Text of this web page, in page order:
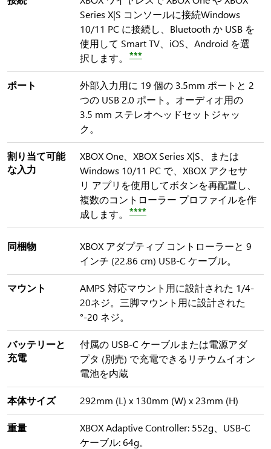
Series X|S コンソールに接続Windows
10/11 PC に接続し、Bluetooth か USB を
使用して Smart TV、iOS、Android を選
択します。
***
ポート
外部入力用に 19 個の 3.5mm ポートと 2
つの USB 2.0 ポート。オーディオ用の
3.5 mm ステレオヘッドセットジャッ
ク。
割り当て可能
な入力
XBOX One、XBOX Series X|S、または
Windows 10/11 PC で、XBOX アクセサ
リ アプリを使用してボタンを再配置し、
複数のコントローラー プロファイルを作
成します。
****
同梱物
XBOX アダプティブ コントローラーと 9
インチ (22.86 cm) USB-C ケーブル。
マウント
AMPS 対応マウント用に設計された 1/4-
20ネジ。三脚マウント用に設計された
°-20 ネジ。
バッテリーと
充電
付属の USB-C ケーブルまたは電源アダ
プタ (別売) で充電できるリチウムイオン
電池を内蔵
本体サイズ 292mm (L) x 130mm (W) x 23mm (H)
重量
XBOX Adaptive Controller: 552g、USB-C
ケーブル: 64g。